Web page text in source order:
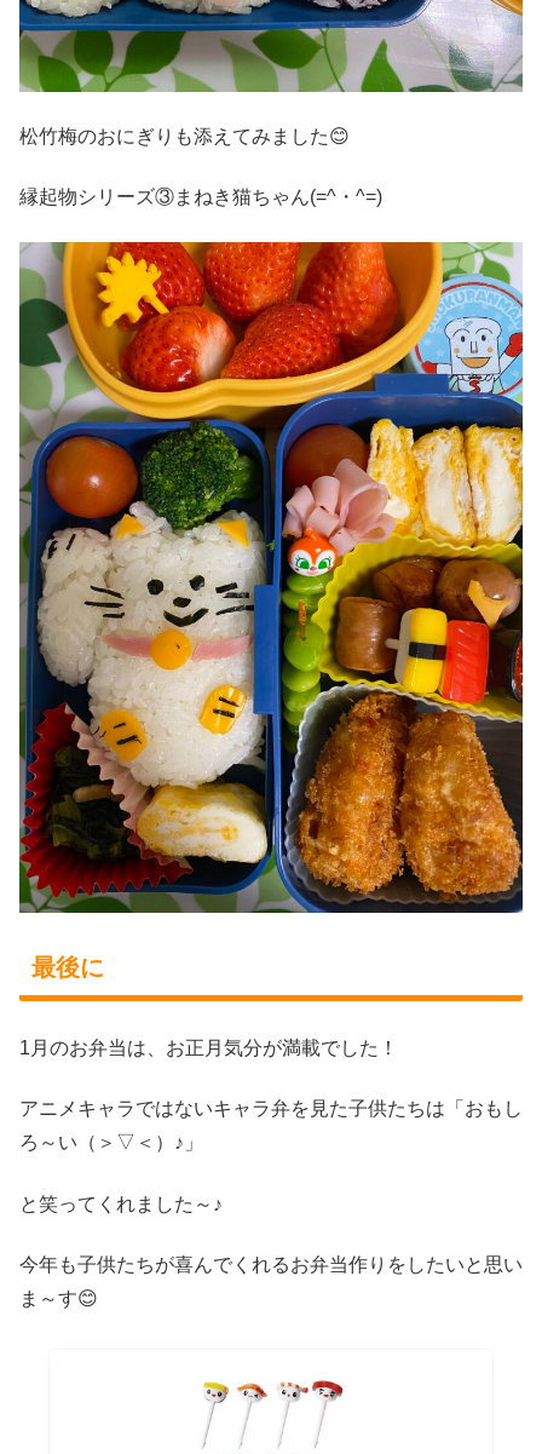
松竹梅のおにぎりも添えてみました😊
縁起物シリーズ③まねき猫ちゃん(=^・^=)
最後に
1月のお弁当は、お正月気分が満載でした！
アニメキャラではないキャラ弁を見た子供たちは「おもし
ろ～い（＞▽＜）♪」
と笑ってくれました～♪
今年も子供たちが喜んでくれるお弁当作りをしたいと思い
ま～す😊